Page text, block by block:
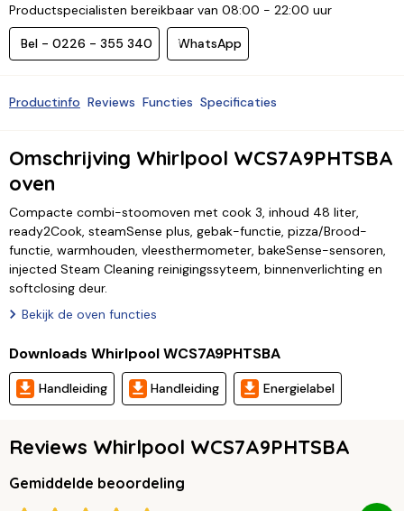
Productspecialisten bereikbaar van 08:00 - 22:00 uur
Bel - 0226 - 355 340 WhatsApp
Productinfo Reviews Functies Specificaties
Omschrijving Whirlpool WCS7A9PHTSBA
oven
Compacte combi-stoomoven met cook 3, inhoud 48 liter,
ready2Cook, steamSense plus, gebak-functie, pizza/Brood-
functie, warmhouden, vleesthermometer, bakeSense-sensoren,
injected Steam Cleaning reinigingssyteem, binnenverlichting en
softclosing deur.
Bekijk de oven functies
Downloads Whirlpool WCS7A9PHTSBA
Handleiding Handleiding Energielabel
Reviews Whirlpool WCS7A9PHTSBA
Gemiddelde beoordeling